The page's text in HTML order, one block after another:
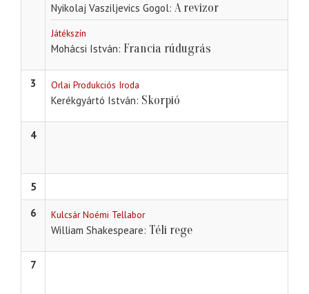
Nyikolaj Vasziljevics Gogol A revizor
Játékszín
Mohácsi István Francia rúdugrás
3 Orlai Produkciós Iroda
Kerékgyártó István Skorpió
4
5
6
Kulcsár Noémi Tellabor
William Shakespeare Téli rege
7